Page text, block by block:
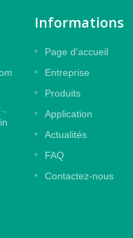
Informations
Page d'accueil
Entreprise
Produits
Application
Actualités
FAQ
Contactez-nous
gaufré
protéger les impressions
effet de gaufrage, une colle
puissante pour un design sans